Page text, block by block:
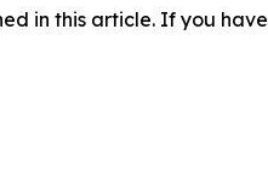
in this article. If you